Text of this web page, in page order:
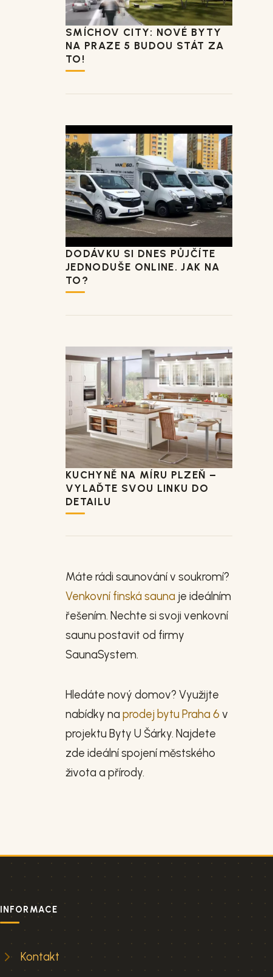
SMÍCHOV CITY: NOVÉ BYTY
NA PRAZE 5 BUDOU STÁT ZA
TO!
DODÁVKU SI DNES PŮJČÍTE
JEDNODUŠE ONLINE. JAK NA
TO?
KUCHYNĚ NA MÍRU PLZEŇ –
VYLAĎTE SVOU LINKU DO
DETAILU
Máte rádi saunování v soukromí?
Venkovní finská sauna je ideálním
řešením. Nechte si svoji venkovní
saunu postavit od firmy
SaunaSystem.
Hledáte nový domov? Využijte
nabídky na prodej bytu Praha 6 v
projektu Byty U Šárky. Najdete
zde ideální spojení městského
života a přírody.
INFORMACE
Kontakt